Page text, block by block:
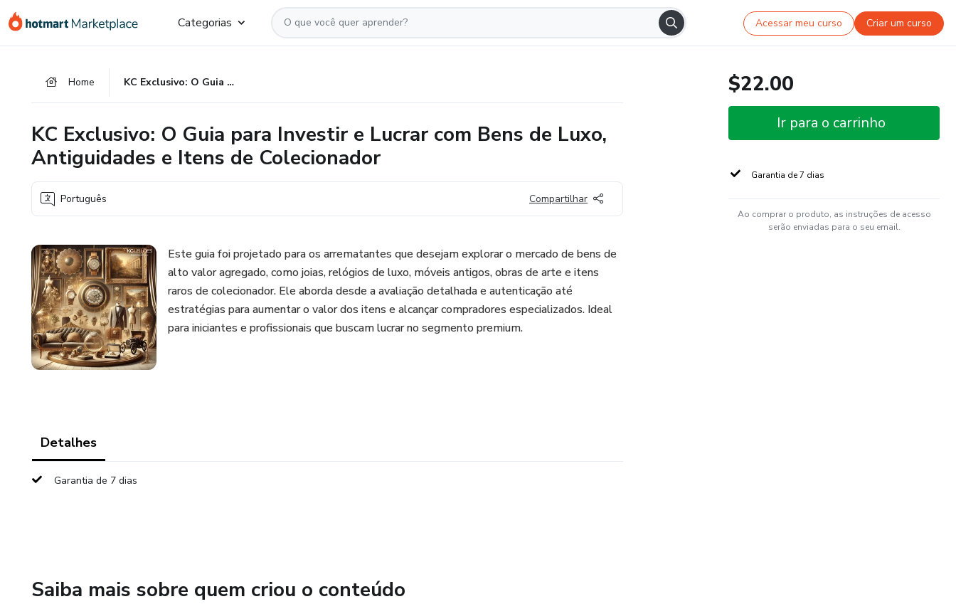
para
para
para
Categorias Acessar meu curso Criar um curso
Home KC Exclusivo: O Guia para Investir e Lucrar com Bens de Luxo, Antiguidades e Itens de Colecionador
KC Exclusivo: O Guia para Investir e Lucrar com Bens de Luxo,
Antiguidades e Itens de Colecionador
Português Compartilhar
Este guia foi projetado para os arrematantes que desejam explorar o mercado de bens de
alto valor agregado, como joias, relógios de luxo, móveis antigos, obras de arte e itens
raros de colecionador. Ele aborda desde a avaliação detalhada e autenticação até
estratégias para aumentar o valor dos itens e alcançar compradores especializados. Ideal
para iniciantes e profissionais que buscam lucrar no segmento premium.
Detalhes
Garantia de 7 dias
Saiba mais sobre quem criou o conteúdo
$22.00
Ir para o carrinho
Garantia de 7 dias
Ao comprar o produto, as instruções de acesso
serão enviadas para o seu email.